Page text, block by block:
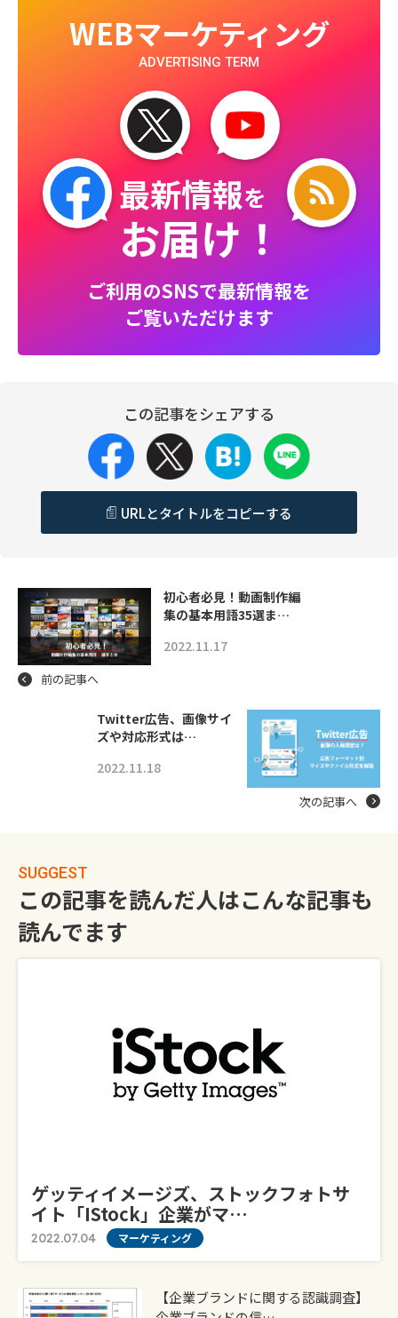
WEBマーケティング
ADVERTISING TERM
最新情報を
お届け！
ご利用のSNSで最新情報を
ご覧いただけます
この記事をシェアする
URLとタイトルをコピーする
初心者必見！動画制作編
集の基本用語35選ま…
2022.11.17
前の記事へ
Twitter広告、画像サイ
ズや対応形式は…
2022.11.18
次の記事へ
SUGGEST
この記事を読んだ人はこんな記事も
読んでます
ゲッティイメージズ、ストックフォトサ
イト「iStock」企業がマ…
2022.07.04 マーケティング
【企業ブランドに関する認識調査】